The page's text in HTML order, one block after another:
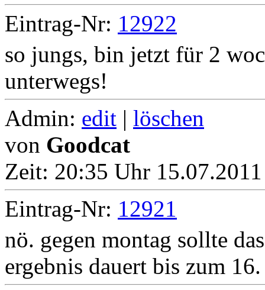
Eintrag-Nr: 12922
so jungs, bin jetzt für 2
unterwegs!
Admin: edit | löschen
von Goodcat
Zeit: 20:35 Uhr
Eintrag-Nr: 12921
nö. gegen montag sollte
ergebnis dauert bis zum